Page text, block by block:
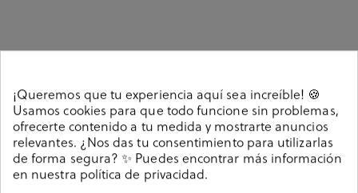
Deportivos bloom&you CHLOE MAN en serraje azul.
Cierre con cordones. La plantilla no es extraible. Hecho
en España.
Referencia196810
¡Queremos que tu experiencia aquí sea increíble! 🍪
Usamos cookies para que todo funcione sin problemas,
ofrecerte contenido a tu medida y mostrarte anuncios
relevantes. ¿Nos das tu consentimiento para utilizarlas
de forma segura? ✨ Puedes encontrar más información
en nuestra política de privacidad.